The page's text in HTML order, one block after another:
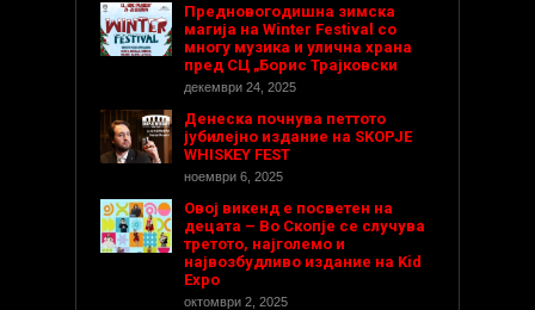
Предновогодишнa зимска
магија на Winter Festival со
многу музика и улична храна
пред СЦ „Борис Трајковски
декември 24, 2025
Денеска почнува петтото
јубилејно издание на SKOPJE
WHISKEY FEST
ноември 6, 2025
Овој викенд е посветен на
децата – Во Скопје се случува
третото, најголемо и
највозбудливо издание на Kid
Expo
октомври 2, 2025